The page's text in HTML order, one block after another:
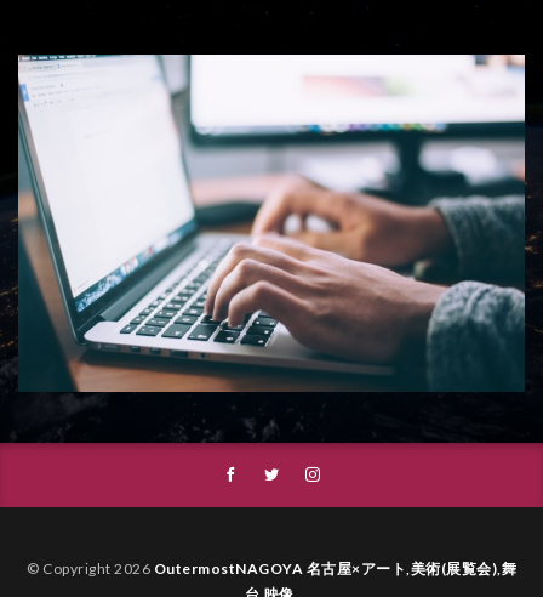
© Copyright 2026 OutermostNAGOYA 名古屋×アート,美術(展覧会),舞